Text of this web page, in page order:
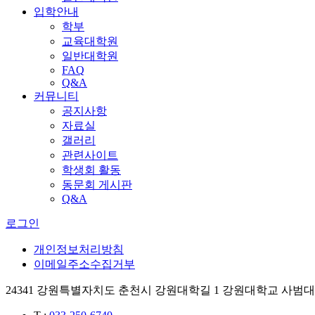
입학안내
학부
교육대학원
일반대학원
FAQ
Q&A
커뮤니티
공지사항
자료실
갤러리
관련사이트
학생회 활동
동문회 게시판
Q&A
로그인
개인정보처리방침
이메일주소수집거부
24341 강원특별자치도 춘천시 강원대학길 1 강원대학교 사범